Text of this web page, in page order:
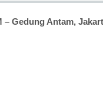
– Gedung Antam,